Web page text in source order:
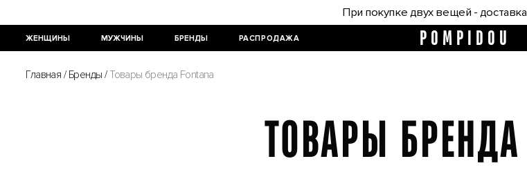
При покупке двух вещей - доставка
ЖЕНЩИНЫ МУЖЧИНЫ БРЕНДЫ РАСПРОДАЖА POMPIDOU
Главная / Бренды / Товары бренда Fontana
ТОВАРЫ БРЕНДА